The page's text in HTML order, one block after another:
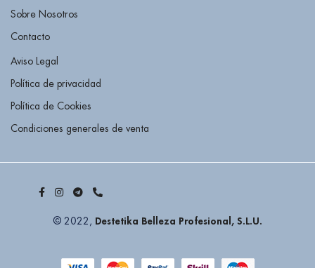
Sobre Nosotros
Contacto
Aviso Legal
Política de privacidad
Política de Cookies
Condiciones generales de venta
© 2022, Destetika Belleza Profesional, S.L.U.